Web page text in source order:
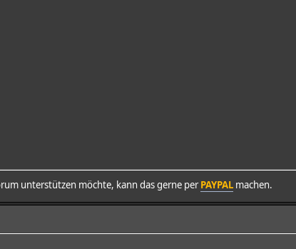
unterstützen möchte, kann das gerne perPAYPAL machen.